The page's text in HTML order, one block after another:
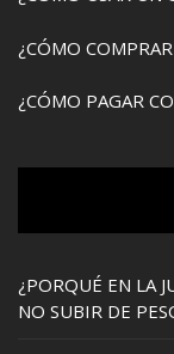
¿CÓMO
¿CÓMO PAGAR
¿PORQUÉ EN LA
NO SUBIR DE